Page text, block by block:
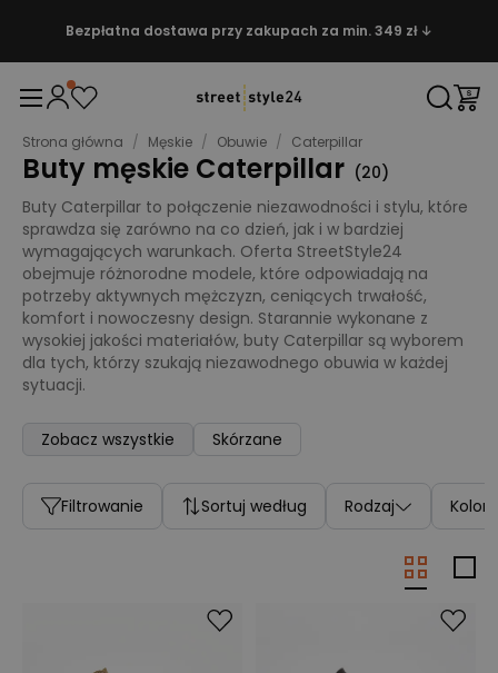
Bezpłatna dostawa przy zakupach za min. 349 zł ↓
Strona główna / Męskie / Obuwie / Caterpillar
Buty męskie Caterpillar (20)
Buty Caterpillar to połączenie niezawodności i stylu, które
sprawdza się zarówno na co dzień, jak i w bardziej
wymagających warunkach. Oferta StreetStyle24
obejmuje różnorodne modele, które odpowiadają na
potrzeby aktywnych mężczyzn, ceniących trwałość,
komfort i nowoczesny design. Starannie wykonane z
wysokiej jakości materiałów, buty Caterpillar są wyborem
dla tych, którzy szukają niezawodnego obuwia w każdej
sytuacji.
Zobacz wszystkie Skórzane
Filtrowanie Sortuj według Rodzaj Kolor